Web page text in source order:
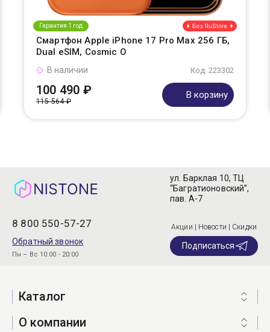
Гарантия 1 год
Смартфон Apple iPhone 17 Pro Max 256 ГБ,
Dual eSIM, Cosmic O
Код: 223302
В наличии
100 490 ₽
115 564 ₽
В корзину
8 800 550-57-27
Обратный звонок
Пн – Вс 10:00 - 20:00
ул. Барклая 10, ТЦ
“Багратионовский”,
пав. А-7
Акции | Новости | Скидки
Подписаться
Каталог
О компании